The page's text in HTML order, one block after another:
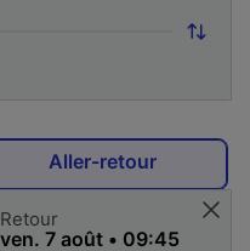
Aller-retour
Retour